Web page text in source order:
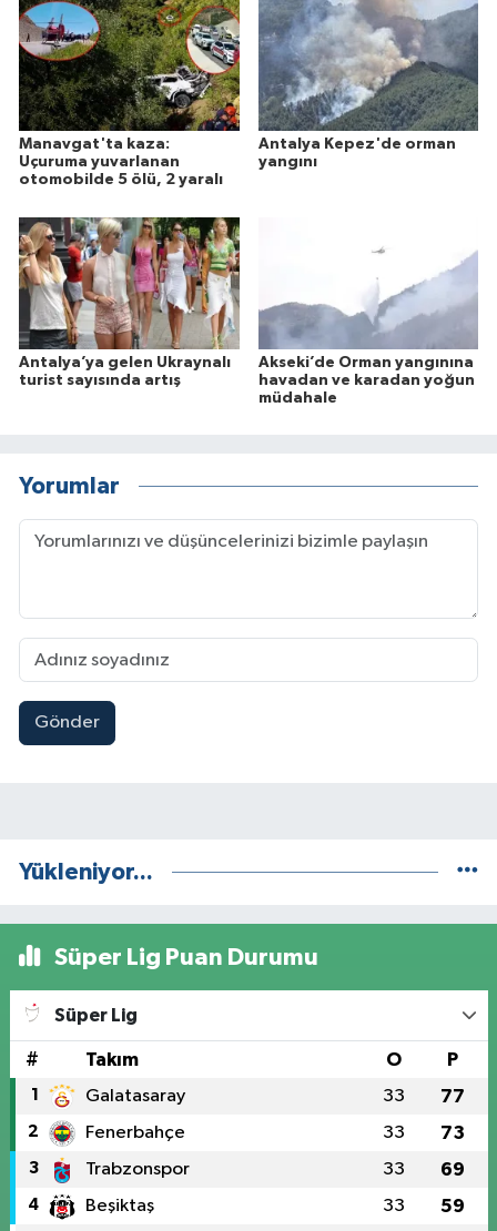
Manavgat'ta kaza:
Uçuruma yuvarlanan
otomobilde 5 ölü, 2 yaralı
Antalya Kepez'de orman
yangını
Antalya’ya gelen Ukraynalı
turist sayısında artış
Akseki’de Orman yangınına
havadan ve karadan yoğun
müdahale
Yorumlar
Gönder
Yükleniyor...
Süper Lig Puan Durumu
Süper Lig
# Takım O P
1 Galatasaray 33 77
2 Fenerbahçe 33 73
3 Trabzonspor 33 69
4 Beşiktaş 33 59